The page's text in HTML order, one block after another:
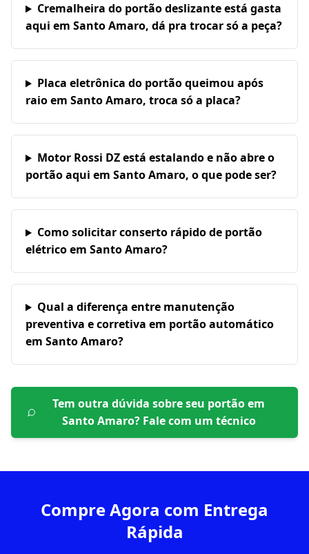
Cremalheira do portão deslizante está gasta
aqui em Santo Amaro, dá pra trocar só a peça?
Placa eletrônica do portão queimou após
raio em Santo Amaro, troca só a placa?
Motor Rossi DZ está estalando e não abre o
portão aqui em Santo Amaro, o que pode ser?
Como solicitar conserto rápido de portão
elétrico em Santo Amaro?
Qual a diferença entre manutenção
preventiva e corretiva em portão automático
em Santo Amaro?
Tem outra dúvida sobre seu portão em
Santo Amaro? Fale com um técnico
Compre Agora com Entrega
Rápida